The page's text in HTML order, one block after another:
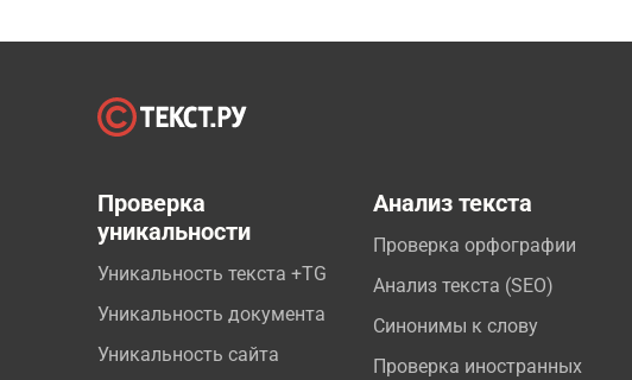
Проверка
уникальности
Уникальность текста +TG
Уникальность документа
Уникальность сайта
Анализ текста
Проверка орфографии
Анализ текста (SEO)
Синонимы к слову
Проверка иностранных